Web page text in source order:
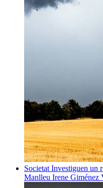
Societat Investiguen un
Manlleu Irene Giménez